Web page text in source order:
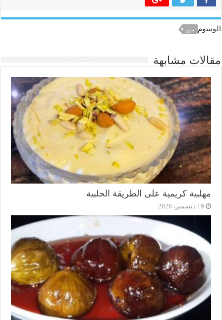
الوسوم موز
مقالات مشابهة
مهلبية كريمية على الطريقة الحلبية
19 ديسمبر، 2020